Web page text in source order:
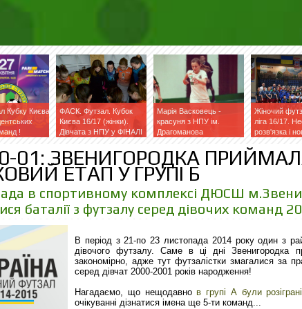
Кубку Києва
!
ФАСК. Футзал. Кубок
Києва 16/17 (жінки).
Дівчата з НПУ у ФІНАЛІ
Марія Васковець -
красуня з НПУ ім.
Драгоманова
Жіночий
ліга 16/17.
розв'язка і
01: ЗВЕНИГОРОДКА
ЕТАП У ГРУПІ Б
в спортивному комплексі ДЮСШ
баталії з футзалу серед дівочих команд
В період з 21-по 23 листопада 2014 року один з
дівочого футзалу. Саме в ці дні Звенигородка
закономірно, адже тут футзалістки змагалися за
серед дівчат 2000-2001 років народження!
Нагадаємо, що нещодавно в групі А були розіграні
очікуванні дізнатися імена ще 5-ти команд...